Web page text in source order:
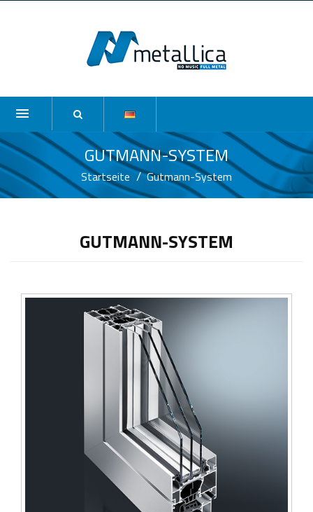
GUTMANN-SYSTEM
Startseite Gutmann-System
GUTMANN-SYSTEM